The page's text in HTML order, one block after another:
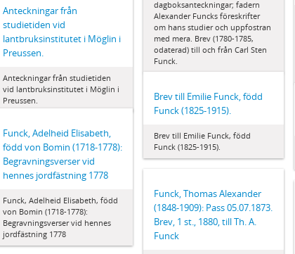
dagboksanteckningar; fadern
Alexander Funcks föreskrifter
om hans studier och uppfostran
med mera. Brev (1780-1785,
odaterad) till och från Carl Sten
Funck.
Anteckningar från
studietiden vid
lantbruksinstitutet i Möglin i
Preussen.
Anteckningar från studietiden
vid lantbruksinstitutet i Möglin i
Preussen.
Brev till Emilie Funck, född
Funck (1825-1915).
Brev till Emilie Funck, född
Funck (1825-1915).
Funck, Adelheid Elisabeth,
född von Bomin (1718-1778):
Begravningsverser vid
hennes jordfästning 1778
Funck, Adelheid Elisabeth, född
von Bomin (1718-1778):
Begravningsverser vid hennes
jordfästning 1778
Funck, Thomas Alexander
(1848-1909): Pass 05.07.1873.
Brev, 1 st., 1880, till Th. A.
Funck